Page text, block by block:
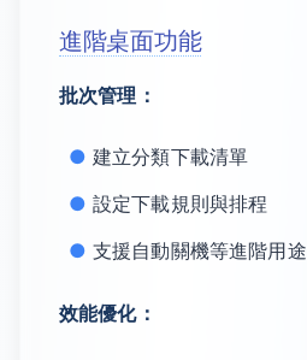
進階桌面功能
批次管理：
建立分類下載清單
設定下載規則與排程
支援自動關機等進階用途
效能優化：